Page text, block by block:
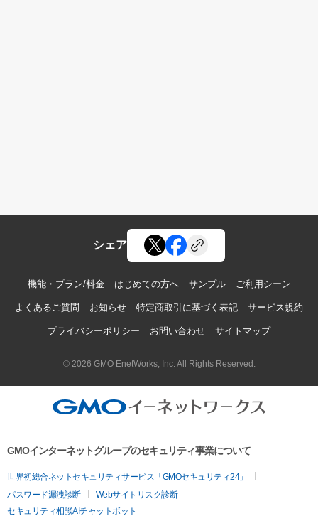
シェア
機能・プラン/料金 はじめての方へ サンプル ご利用シーン
よくあるご質問 お知らせ 特定商取引に基づく表記 サービス規約
プライバシーポリシー お問い合わせ サイトマップ
© 2026 GMO EnetWorks, Inc. All Rights Reserved.
GMOインターネットグループのセキュリティ事業について
世界初総合ネットセキュリティサービス「GMOセキュリティ24」
パスワード漏洩診断
Webサイトリスク診断
セキュリティ相談AIチャットボット